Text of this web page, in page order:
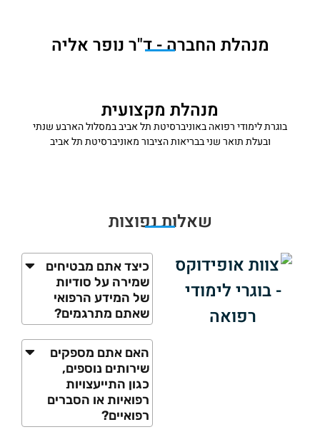
מנהלת החברה - ד"ר נופר אליה
מנהלת מקצועית
בוגרת לימודי רפואה באוניברסיטת תל אביב במסלול הארבע שנתי
ובעלת תואר שני בבריאות הציבור מאוניברסיטת תל אביב
שאלות נפוצות
כיצד אתם מבטיחים
שמירה על סודיות
של המידע הרפואי
שאתם מתרגמים?
האם אתם מספקים
שירותים נוספים,
כגון התייעצויות
רפואיות או הסברים
רפואיים?